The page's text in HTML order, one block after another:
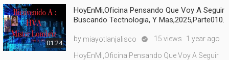
01:24
HoyEnMi,Oficina Pensando Que Voy A Seguir
Buscando Tectnologia, Y Mas,2025,Parte010.
by miayotlanjalisco  15 views 1 year ago
HoyEnMi,Oficina Pensando Que Voy A Seguir